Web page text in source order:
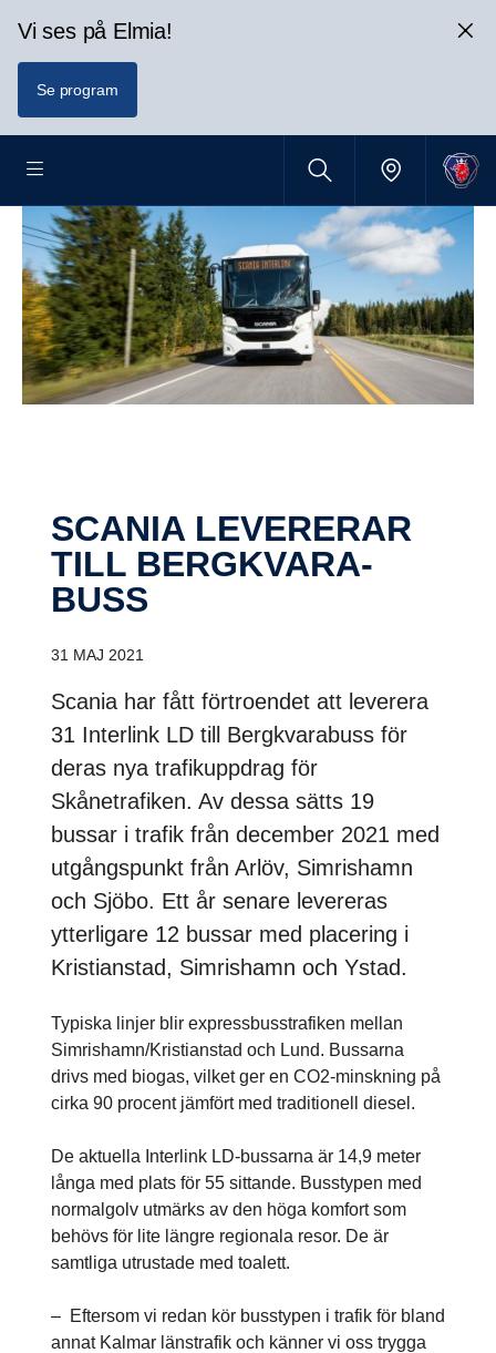
Vi ses på Elmia!
Se program
SCANIA LEVERERAR
TILL BERGKVA­RA­
BUSS
31 MAJ 2021
Scania har fått förtroendet att leverera
31 Interlink LD till Bergkvarabuss för
deras nya trafikuppdrag för
Skånetrafiken. Av dessa sätts 19
bussar i trafik från december 2021 med
utgångspunkt från Arlöv, Simrishamn
och Sjöbo. Ett år senare levereras
ytterligare 12 bussar med placering i
Kristianstad, Simrishamn och Ystad.
Typiska linjer blir expressbusstrafiken mellan
Simrishamn/Kristianstad och Lund. Bussarna
drivs med biogas, vilket ger en CO2-minskning på
cirka 90 procent jämfört med traditionell diesel.
De aktuella Interlink LD-bussarna är 14,9 meter
långa med plats för 55 sittande. Busstypen med
normalgolv utmärks av den höga komfort som
behövs för lite längre regionala resor. De är
samtliga utrustade med toalett.
– Eftersom vi redan kör busstypen i trafik för bland
annat Kalmar länstrafik och känner vi oss trygga